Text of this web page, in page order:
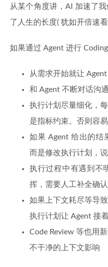
从某个角度讲，AI 加速了
了人生的长度( 犹如开倍速看
如果通过 Agent 进行
从需求开始就让
和 Agent 不断对话沟
执行计划尽量细化，
是指标约束。否则容
如果 Agent 给出的结
而是修改执行计划，
执行过程中有遇到不
挥，需要人工补全确认
如果上下文耗尽等导
执行计划让 Agent 接
Code Review 等也用
不干净的上下文影响